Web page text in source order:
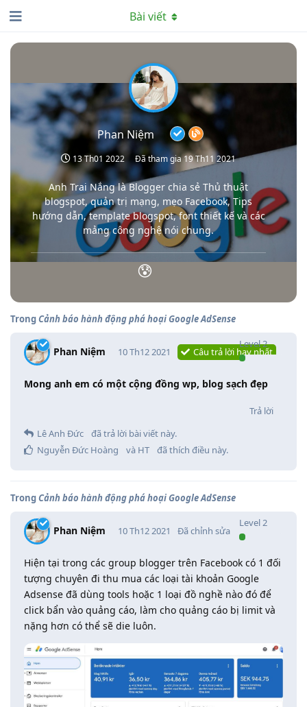
Phan Niệm
13 Th01 2022 Đã tham gia19 Th11 2021
Anh Trai Nắng là Blogger chia sẻ Thủ thuật
blogspot, quản trị mạng, mẹo Facebook, Tips
hướng dẫn, template blogspot, font thiết kế và các
mảng công nghệ nói chung.
😰
Bài viết
TrongCảnh báo hành động phá hoại Google AdSense
Phan Niệm
Level2
10 Th12 2021 Câu trả lời hay nhất
Mong anh em có một cộng đồng wp, blog sạch đẹp
Trả lời
Lê Anh Đức
đã trả lời bài viết này.
Nguyễn Đức Hoàng
và HT đã thích điều này.
TrongCảnh báo hành động phá hoại Google AdSense
Phan Niệm
Level2
10 Th12 2021 Đã chỉnh sửa
Hiện tại trong các group blogger trên Facebook có 1 đối
tượng chuyên đi thu mua các loại tài khoản Google
Adsense đã dùng tools hoặc 1 loại đồ nghề nào đó để
click bẩn vào quảng cáo, làm cho quảng cáo bị limit và
nặng hơn có thể sẽ die luôn.